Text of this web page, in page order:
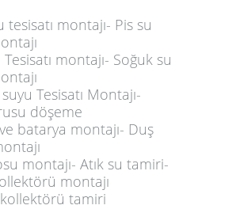
tesisatı montajı- Pis su
Tesisatı montajı- Soğuk su
Tesisatı Montajı-
döşeme
batarya montajı- Duş
montajı- Atık su tamiri-
montajı
tamiri